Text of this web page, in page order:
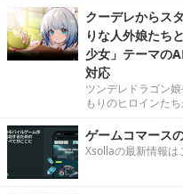
クーデレからス
りな人外娘たち
少女」テーマの
対応
ツンデレドラゴン
もりのヒロインたち
ゲームコマース
Xsollaの最新情報は